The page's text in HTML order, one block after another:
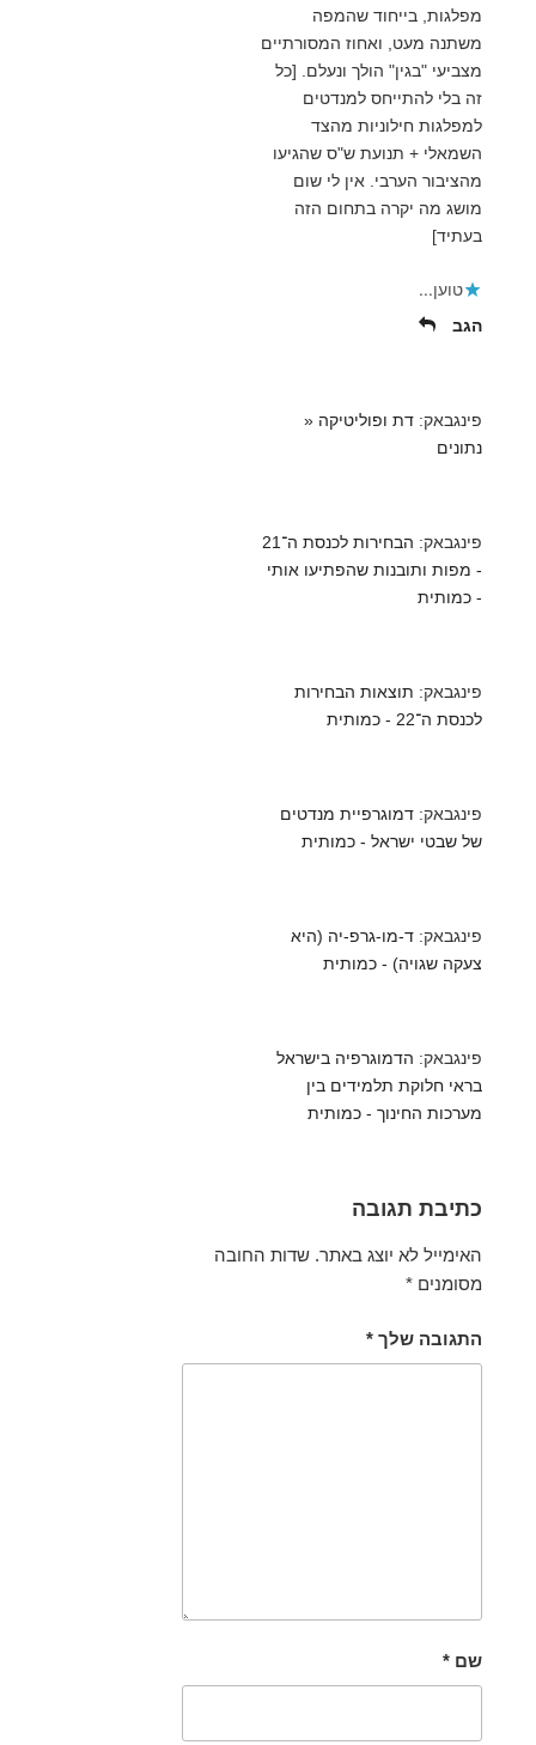
מפלגות, בייחוד שהמפה
משתנה מעט, ואחוז המסורתיים
מצביעי "בגין" הולך ונעלם. [כל
זה בלי להתייחס למנדטים
למפלגות חילוניות מהצד
השמאלי + תנועת ש"ס שהגיעו
מהציבור הערבי. אין לי שום
מושג מה יקרה בתחום הזה
בעתיד]
טוען...
הגב
פינגבאק: דת ופוליטיקה «
נתונים
פינגבאק:
הבחירות לכנסת ה־21
- מפות ותובנות שהפתיעו אותי
- כמותית
פינגבאק: תוצאות הבחירות
לכנסת ה־22 - כמותית
פינגבאק: דמוגרפיית מנדטים
של שבטי ישראל - כמותית
פינגבאק: ד-מו-גרפ-יה (היא
צעקה שגויה) - כמותית
פינגבאק: הדמוגרפיה בישראל
בראי חלוקת תלמידים בין
מערכות החינוך - כמותית
כתיבת תגובה
האימייל לא יוצג באתר. שדות החובה
מסומנים *
התגובה שלך *
שם *